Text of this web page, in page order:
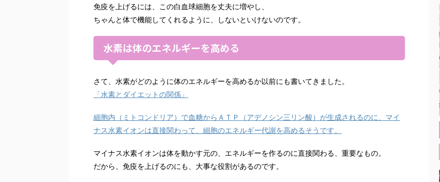
免疫を上げるには、この白血球細胞を丈夫に増やし、
ちゃんと体で機能してくれるように、しないといけないのです。
水素は体のエネルギーを高める
さて、水素がどのように体のエネルギーを高めるか以前にも書いてきました。
「水素とダイエットの関係」
細胞内（ミトコンドリア）で血糖からＡＴＰ（アデノシン三リン酸）が生成されるのに、マイ
ナス水素イオンは直接関わって、細胞のエネルギー代謝を高めるそうです。
マイナス水素イオンは体を動かす元の、エネルギーを作るのに直接関わる、重要なもの。
だから、免疫を上げるのにも、大事な役割があるのです。